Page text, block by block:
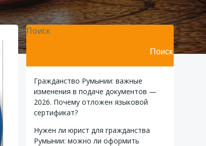
Поиск
Поиск
Гражданство Румынии: важные
изменения в подаче документов —
2026. Почему отложен языковой
сертификат?
Нужен ли юрист для гражданства
Румынии: можно ли оформить